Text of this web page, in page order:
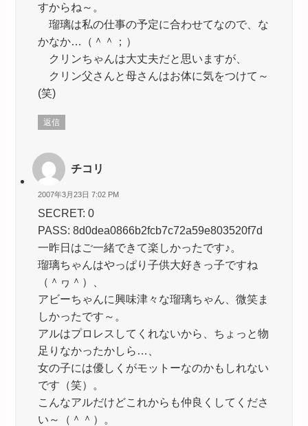
すからね～。
瑠璃は私の仕事の予定に合わせてなので、な
かなか…（＾＾；）
クリンちゃんは大丈夫だと思いますが、
クリン父さんと母さんはお体に気をつけて～
(笑)
返信
チコリ
2007年3月23日 7:02 PM
SECRET: 0
PASS: 8d0dea0866b2fcb7c72a59e803520f7d
一昨日はご一緒できて楽しかったです♪。
瑠璃ちゃんはやっぱり子供大好きっ子ですね
（＾ヮ＾）、
アビーちゃんに興味津々な瑠璃ちゃん、微笑ま
しかったです～。
アルはプロレスしてくれないから、ちょっと物
足りなかったかしら…、
女の子には優しくがモットーなのかもしれない
です（笑）。
こんなアルだけどこれからも仲良くしてくださ
い～（＾＾）。